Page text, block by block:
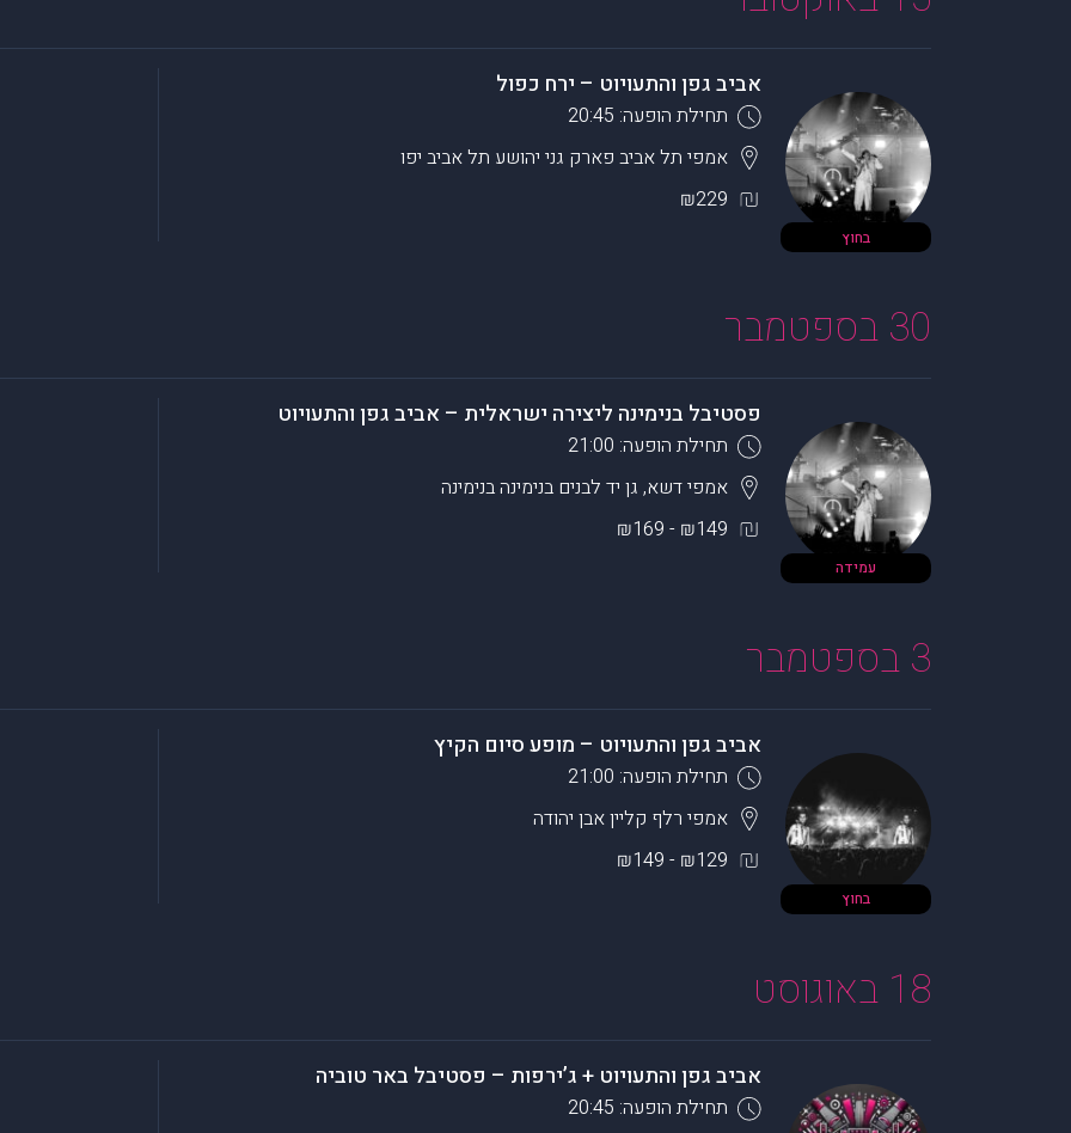
בחוץ
אביב גפן והתעויוט – ירח כפול
תחילת הופעה: 20:45
אמפי תל אביב פארק גני יהושע תל אביב יפו
₪229
30 בספטמבר
עמידה
פסטיבל בנימינה ליצירה ישראלית – אביב גפן והתעויוט
תחילת הופעה: 21:00
אמפי דשא, גן יד לבנים בנימינהבנימינה
₪149 - ₪169
3 בספטמבר
בחוץ
אביב גפן והתעויוט – מופע סיום הקיץ
תחילת הופעה: 21:00
אמפי רלף קלייןאבן יהודה
₪129 - ₪149
18 באוגוסט
אביב גפן והתעויוט + ג’ירפות – פסטיבל באר טוביה
תחילת הופעה: 20:45